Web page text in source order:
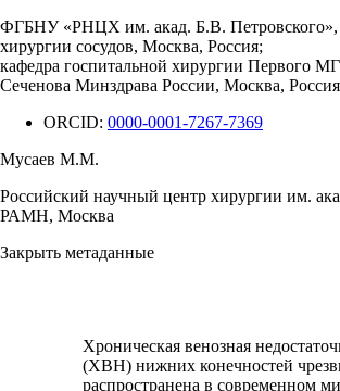
ФГБНУ «РНЦХ им. акад. Б.В. Петровского»,
хирургии сосудов, Москва, Россия;
кафедра госпитальной хирургии Первого
Сеченова Минздрава России, Москва, Россия
ORCID: 0000-0001-7267-7369
Мусаев М.М.
Российский научный центр хирургии им.
РАМН, Москва
Закрыть метаданные
Хроническая венозная
(ХВН) нижних конечностей
распространена в современном